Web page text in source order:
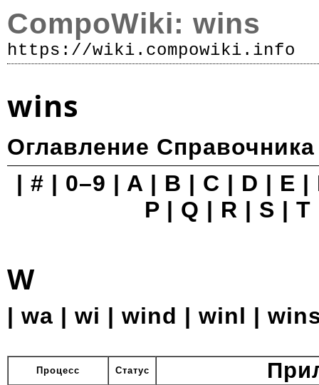
CompoWiki: wins
https://wiki.compowiki.info
wins
Оглавление Справочника
| # | 0–9 | A | B | C | D | E |
P | Q | R | S | T
W
| wa | wi | wind | winl |
Процесс Статус